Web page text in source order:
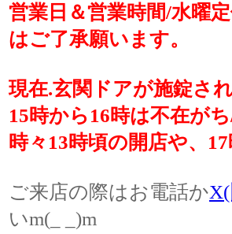
営業日＆営業時間/水曜
はご了承願います。
現在.玄関ドアが施錠さ
15時から16時は不在が
時々13時頃の開店や、
ご来店の際はお電話か
いm(_ _)m